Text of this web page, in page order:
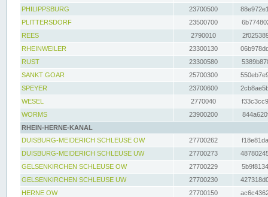
PHILIPPSBURG
23700500
PLITTERSDORF
23500700
REES
2790010
RHEINWEILER
23300130
RUST
23300580
SANKT GOAR
25700300
SPEYER
23700600
WESEL
2770040
WORMS
23900200
RHEIN-HERNE-KANAL
DUISBURG-MEIDERICH SCHLEUSE OW
27700262
DUISBURG-MEIDERICH SCHLEUSE UW
27700273
GELSENKIRCHEN SCHLEUSE OW
27700229
GELSENKIRCHEN SCHLEUSE UW
27700230
HERNE OW
27700150